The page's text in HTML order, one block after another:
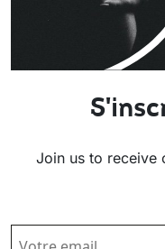
Join us to receive
EMAIL